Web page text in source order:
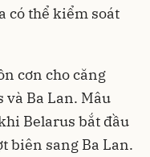
có thể kiểm soát
cơn cho căng
và Ba Lan. Mâu
Belarus bắt đầu
biên sang Ba Lan.